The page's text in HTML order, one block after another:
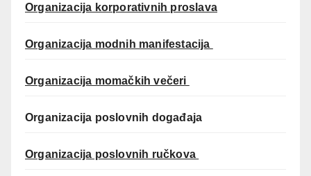
Organizacija korporativnih proslava
Organizacija modnih manifestacija
Organizacija momačkih večeri
Organizacija poslovnih događaja
Organizacija poslovnih ručkova